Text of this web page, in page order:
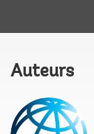
Auteurs